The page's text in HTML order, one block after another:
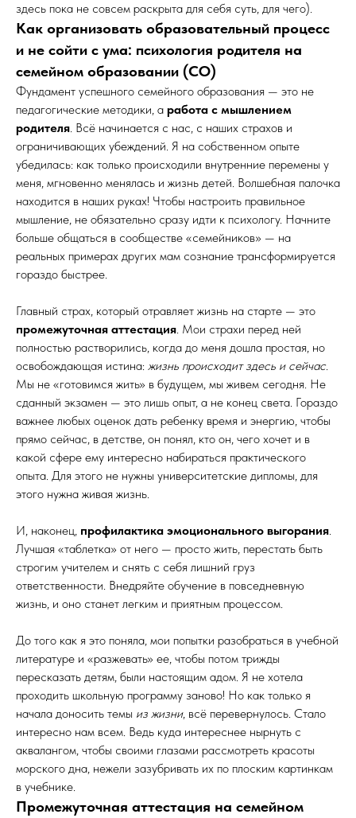
здесь пока не совсем раскрыта для себя суть, для чего).
Как организовать образовательный процесс
и не сойти с ума: психология родителя на
семейном образовании (СО)
Фундамент успешного семейного образования — это не
педагогические методики, а работа с мышлением
родителя. Всё начинается с нас, с наших страхов и
ограничивающих убеждений. Я на собственном опыте
убедилась: как только происходили внутренние перемены у
меня, мгновенно менялась и жизнь детей. Волшебная палочка
находится в наших руках! Чтобы настроить правильное
мышление, не обязательно сразу идти к психологу. Начните
больше общаться в сообществе «семейников» — на
реальных примерах других мам сознание трансформируется
гораздо быстрее.
Главный страх, который отравляет жизнь на старте — это
промежуточная аттестация. Мои страхи перед ней
полностью растворились, когда до меня дошла простая, но
освобождающая истина: жизнь происходит здесь и сейчас.
Мы не «готовимся жить» в будущем, мы живем сегодня. Не
сданный экзамен — это лишь опыт, а не конец света. Гораздо
важнее любых оценок дать ребенку время и энергию, чтобы
прямо сейчас, в детстве, он понял, кто он, чего хочет и в
какой сфере ему интересно набираться практического
опыта. Для этого не нужны университетские дипломы, для
этого нужна живая жизнь.
И, наконец, профилактика эмоционального выгорания.
Лучшая «таблетка» от него — просто жить, перестать быть
строгим учителем и снять с себя лишний груз
ответственности. Внедряйте обучение в повседневную
жизнь, и оно станет легким и приятным процессом.
До того как я это поняла, мои попытки разобраться в учебной
литературе и «разжевать» ее, чтобы потом трижды
пересказать детям, были настоящим адом. Я не хотела
проходить школьную программу заново! Но как только я
начала доносить темы из жизни, всё перевернулось. Стало
интересно нам всем. Ведь куда интереснее нырнуть с
аквалангом, чтобы своими глазами рассмотреть красоты
морского дна, нежели зазубривать их по плоским картинкам
в учебнике.
Промежуточная аттестация на семейном